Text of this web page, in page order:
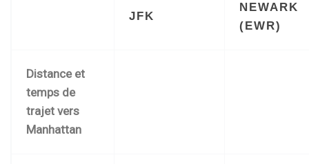
JFK
NEWARK
(EWR)
Distance et
temps de
trajet vers
Manhattan